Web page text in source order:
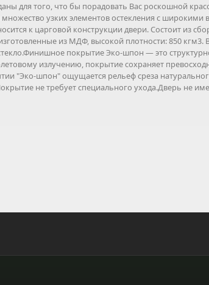
для того, что бы порадовать Вас роскошной
узких элементов остекления с широкими
к царговой конструкции двери. Состоит из
из МДФ, высокой плотности: 850 кгм3.
покрытие Эко-шпон — это
излучению, покрытие сохраняет
"Эко-шпон" ощущается рельеф среза
не требует специального ухода.Дверь не